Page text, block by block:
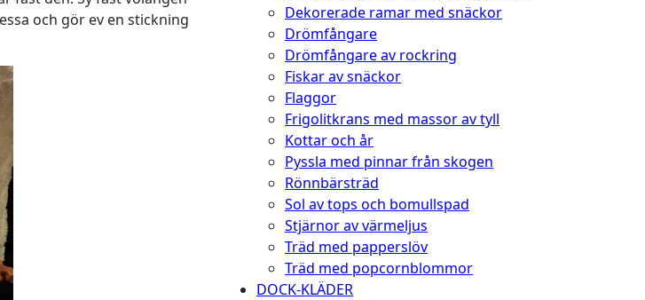
och gör ev en stickning
Dekorerade ramar med snäckor
Drömfångare
Drömfångare av rockring
Fiskar av snäckor
Flaggor
Frigolitkrans med massor av tyll
Kottar och år
Pyssla med pinnar från skogen
Rönnbärsträd
Sol av tops och bomullspad
Stjärnor av värmeljus
Träd med papperslöv
Träd med popcornblommor
DOCK-KLÄDER